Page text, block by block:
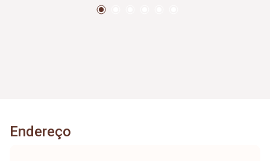
Quadra de beach tênis; Academia equipada;
oportunidade para quem busca exclusividade,
contato com a natureza e infraestrutura de alto
Endereço